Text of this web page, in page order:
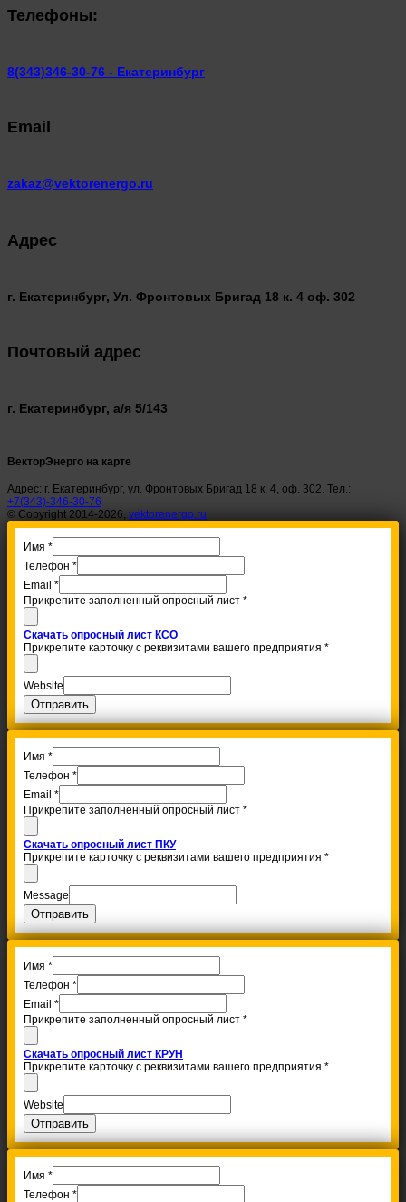
Телефоны:
8(343)346-30-76 - Екатеринбург
Email
zakaz@vektorenergo.ru
Адрес
г. Екатеринбург, Ул. Фронтовых Бригад 18 к. 4 оф. 302
Почтовый адрес
г. Екатеринбург, а/я 5/143
ВекторЭнерго на карте
Адрес: г. Екатеринбург, ул. Фронтовых Бригад 18 к. 4, оф. 302. Тел.:
+7(343)-346-30-76
© Copyright 2014-2026, vektorenergo.ru
Имя *
Телефон *
Email *
Прикрепите заполненный опросный лист *
Скачать опросный лист КСО
Прикрепите карточку с реквизитами вашего предприятия *
Website
Отправить
Имя *
Телефон *
Email *
Прикрепите заполненный опросный лист *
Скачать опросный лист ПКУ
Прикрепите карточку с реквизитами вашего предприятия *
Message
Отправить
Имя *
Телефон *
Email *
Прикрепите заполненный опросный лист *
Скачать опросный лист КРУН
Прикрепите карточку с реквизитами вашего предприятия *
Website
Отправить
Имя *
Телефон *